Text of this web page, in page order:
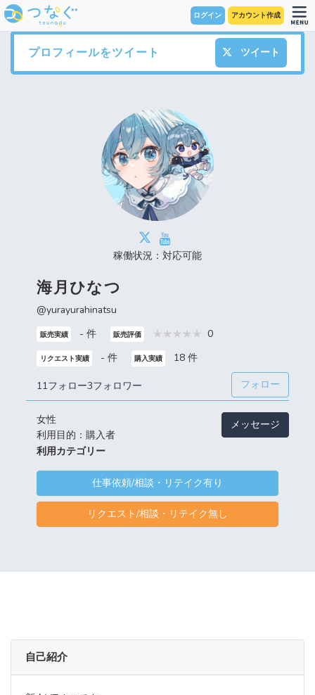
ログイン アカウント作成
プロフィールをツイート ツイート
稼働状況：対応可能
海月ひなつ
@yurayurahinatsu
販売実績 - 件 販売評価 0
リクエスト実績 - 件 購入実績 18 件
11フォロー3フォロワー フォロー
女性
利用目的：購入者
メッセージ
利用カテゴリー
仕事依頼/相談・リテイク有り
リクエスト/相談・リテイク無し
自己紹介